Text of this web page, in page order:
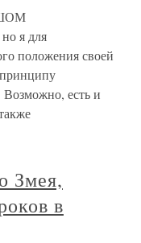
я для
положения своей
Возможно, есть и
Змея,
в